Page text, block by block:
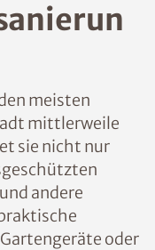
meisten
mittlerweile
sie nicht nur
andere
oder